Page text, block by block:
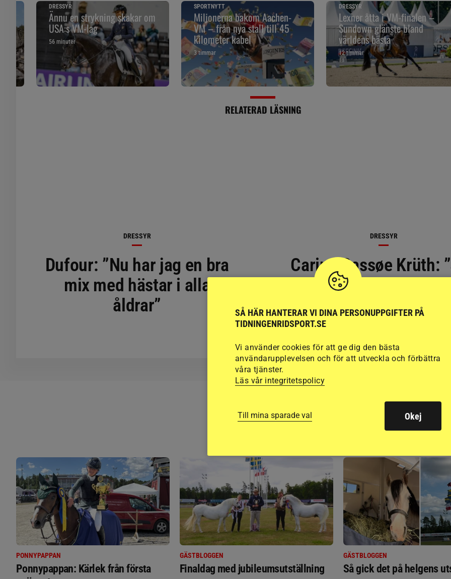
DRESSYR
Ännu en strykning skakar om
USA:s VM-lag
56 minuter
SPORTNYTT
Miljonerna bakom Aachen-
VM – från nya stall till 45
kilometer kabel
3 timmar
DRESSYR
Lexner åtta i VM-finalen –
Sundown glänste bland
världens bästa
12 timmar
RELATERAD LÄSNING
DRESSYR
Dufour: ”Nu har jag en bra
mix med hästar i alla
åldrar”
DRESSYR
Carina Cassøe Krüth:
är min egen lyckas
PONNYPAPPAN
Ponnypappan: Kärlek från första
GÄSTBLOGGEN
Finaldag med jubileumsutställning
GÄSTBLOGGEN
Så gick det på helgens
SÅ HÄR HANTERAR VI DINA PERSONUPPGIFTER PÅ
TIDNINGENRIDSPORT.SE
Vi använder cookies för att ge dig den bästa
användarupplevelsen och för att utveckla och förbättra
våra tjänster.
Läs vår integritetspolicy
Till mina sparade val Okej